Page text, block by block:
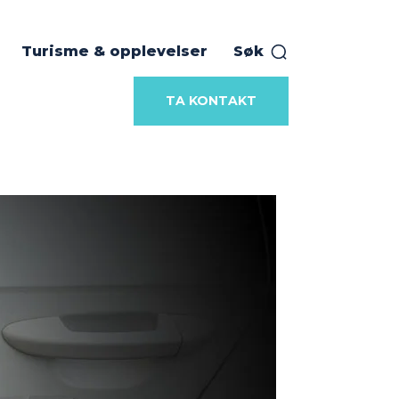
Turisme & opplevelser Søk
TA KONTAKT